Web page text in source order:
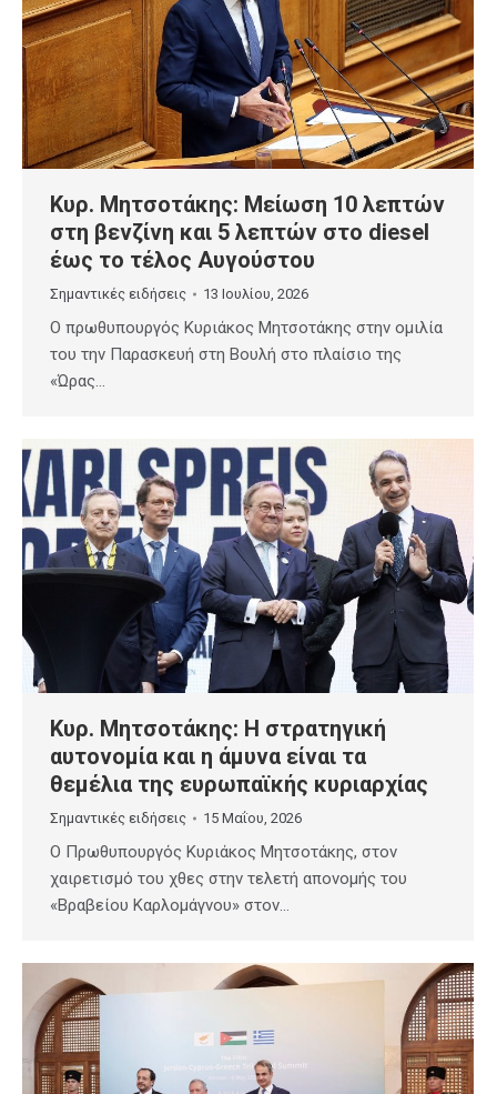
Κυρ. Μητσοτάκης: Μείωση 10 λεπτών
στη βενζίνη και 5 λεπτών στο diesel
έως το τέλος Αυγούστου
Σημαντικές ειδήσεις 13 Ιουλίου, 2026
Ο πρωθυπουργός Κυριάκος Μητσοτάκης στην ομιλία
του την Παρασκευή στη Βουλή στο πλαίσιο της
«Ώρας…
Κυρ. Μητσοτάκης: Η στρατηγική
αυτονομία και η άμυνα είναι τα
θεμέλια της ευρωπαϊκής κυριαρχίας
Σημαντικές ειδήσεις 15 Μαΐου, 2026
Ο Πρωθυπουργός Κυριάκος Μητσοτάκης, στον
χαιρετισμό του χθες στην τελετή απονομής του
«Βραβείου Καρλομάγνου» στον…